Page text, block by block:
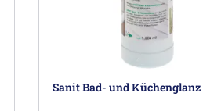
Sanit Bad- und Küchenglanz